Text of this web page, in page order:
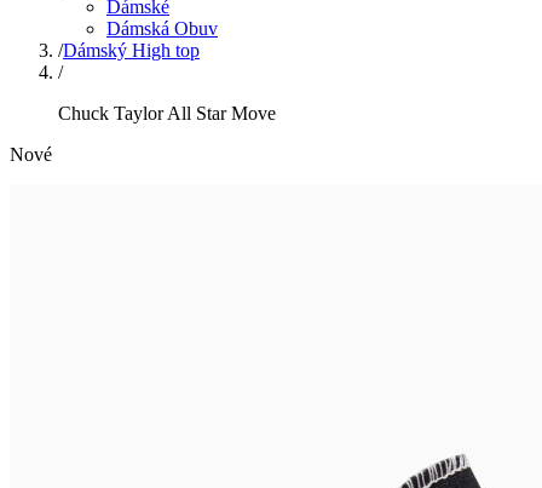
Dámské
Dámská Obuv
/Dámský High top
/
Chuck Taylor All Star Move
Nové